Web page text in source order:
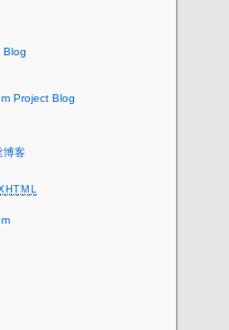
Blog
Project Blog
博客